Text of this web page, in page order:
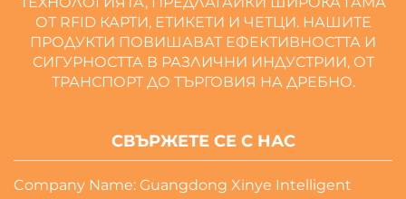
ОТ RFID КАРТИ, ЕТИКЕТИ И ЧЕТЦИ. НАШИТЕ
ПРОДУКТИ ПОВИШАВАТ ЕФЕКТИВНОСТТА И
СИГУРНОСТТА В РАЗЛИЧНИ ИНДУСТРИИ, ОТ
ТРАНСПОРТ ДО ТЪРГОВИЯ НА ДРЕБНО.
СВЪРЖЕТЕ СЕ С НАС
Company Name: Guangdong Xinye Intelligent